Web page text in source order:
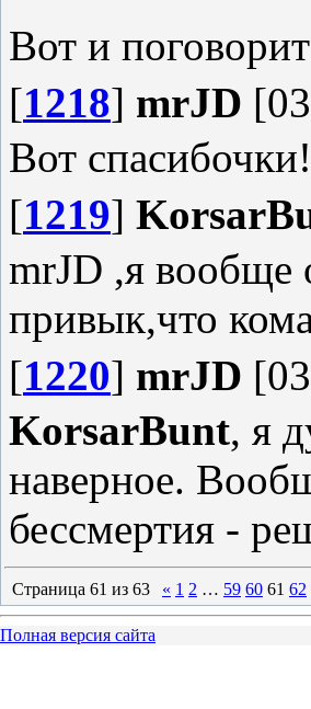
Вот и
[1218] mrJD
Вот
[1219]
mrJD ,я вообще
привык,что
[1220] mrJD
KorsarBunt, я
наверное.
бессмертия -
Страница 61 из 63 « 1 2 … 59 60 61 62
Полная версия сайта